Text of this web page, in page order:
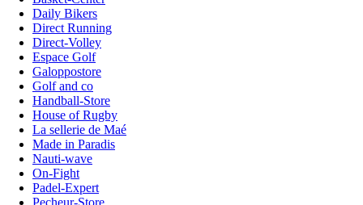
Daily Bikers
Direct Running
Direct-Volley
Espace Golf
Galoppostore
Golf and co
Handball-Store
House of Rugby
La sellerie de Maé
Made in Paradis
Nauti-wave
On-Fight
Padel-Expert